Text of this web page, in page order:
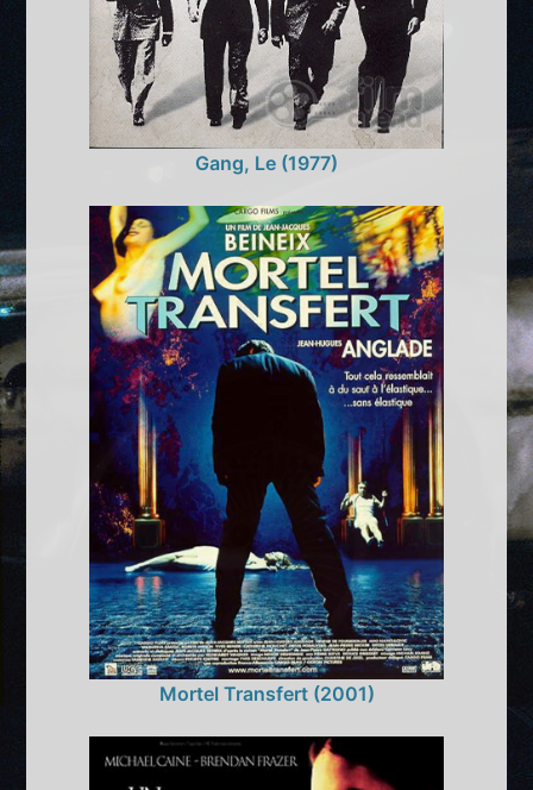
Gang, Le (1977)
Mortel Transfert (2001)